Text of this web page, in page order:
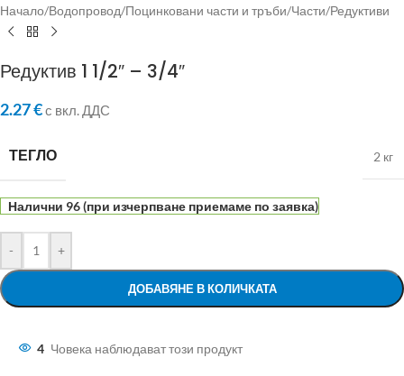
Начало/Водопровод/Поцинковани части и тръби/Части/Редуктиви
Редуктив 1 1/2″ – 3/4″
2.27€с вкл. ДДС
ТЕГЛО 2 кг
Налични 96 (при изчерпване приемаме по заявка)
- +
ДОБАВЯНЕ В КОЛИЧКАТА
4 Човека наблюдават този продукт